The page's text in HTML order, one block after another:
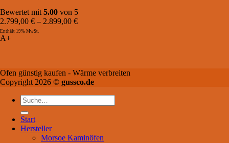
Bewertet mit 5.00 von 5
2.799,00 € – 2.899,00 €
Enthält 19% MwSt.
A+
Ofen günstig kaufen - Wärme verbreiten
Copyright 2026 © gussco.de
Suche
nach:
Start
Hersteller
Morsoe Kaminöfen